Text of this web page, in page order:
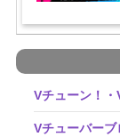
Vチューン！
Vチューバー